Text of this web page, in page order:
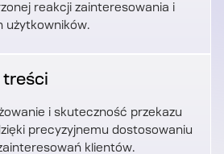
reakcji zainteresowania i
użytkowników.
treści
i skuteczność przekazu
precyzyjnemu dostosowaniu
klientów.